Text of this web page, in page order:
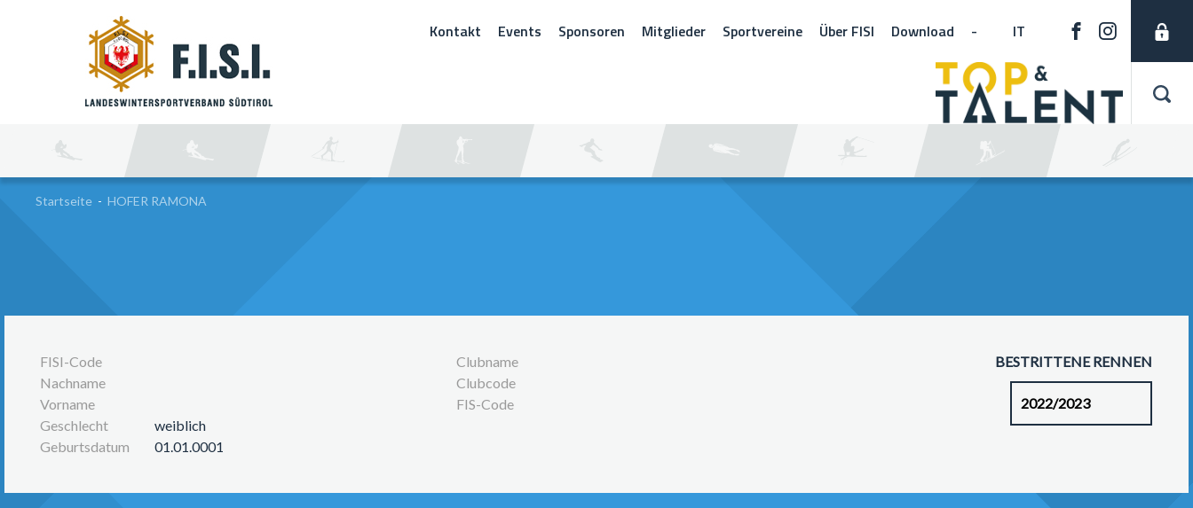
Kontakt Events Sponsoren Mitglieder Sportvereine Über FISI Download - IT
Startseite - HOFER RAMONA
FISI-Code
Nachname
Vorname
Geschlecht
weiblich
Geburtsdatum
01.01.0001
Clubname
Clubcode
FIS-Code
BESTRITTENE RENNEN